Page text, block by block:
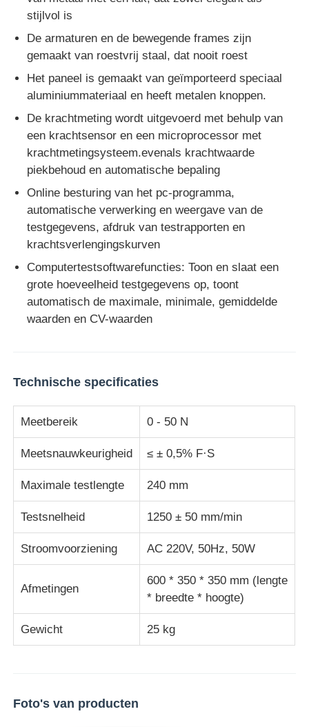
Impact testmachine
Schuring het testen Machine
rubber het testen materiaal
Apparatuur voor het testen van schoenen
Gebouwmaterialen-testapparatuur
Verpakkingstestapparatuur
Testapparatuur voor kleefstoffen
Temperatuur en Vochtigheidscontrolemechanisme
hardheidsmeetapparaat
stijlvol is
De armaturen en de bewegende frames zijn
gemaakt van roestvrij staal, dat nooit roest
Het paneel is gemaakt van geïmporteerd speciaal
aluminiummateriaal en heeft metalen knoppen.
De krachtmeting wordt uitgevoerd met behulp van
een krachtsensor en een microprocessor met
krachtmetingsysteem.evenals krachtwaarde
piekbehoud en automatische bepaling
Online besturing van het pc-programma,
automatische verwerking en weergave van de
testgegevens, afdruk van testrapporten en
krachtsverlengingskurven
Computertestsoftwarefuncties: Toon en slaat een
grote hoeveelheid testgegevens op, toont
automatisch de maximale, minimale, gemiddelde
waarden en CV-waarden
Technische specificaties
Meetbereik 0 - 50 N
Meetsnauwkeurigheid ≤ ± 0,5% F·S
Maximale testlengte 240 mm
Testsnelheid 1250 ± 50 mm/min
Stroomvoorziening AC 220V, 50Hz, 50W
Afmetingen
600 * 350 * 350 mm (lengte
* breedte * hoogte)
Gewicht 25 kg
Foto's van producten